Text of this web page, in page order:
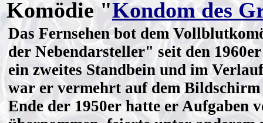
Komödie "Kondom des
Das Fernsehen bot dem
der Nebendarsteller" seit den
ein zweites Standbein und im
war er vermehrt auf dem Bildschirm
Ende der 1950er hatte er Aufgaben